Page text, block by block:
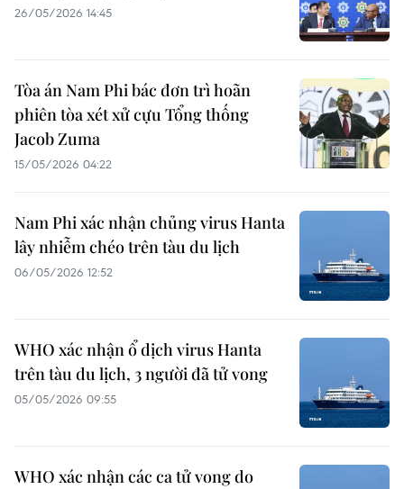
26/05/2026 14:45
Tòa án Nam Phi bác đơn trì hoãn
phiên tòa xét xử cựu Tổng thống
Jacob Zuma
15/05/2026 04:22
Nam Phi xác nhận chủng virus Hanta
lây nhiễm chéo trên tàu du lịch
06/05/2026 12:52
WHO xác nhận ổ dịch virus Hanta
trên tàu du lịch, 3 người đã tử vong
05/05/2026 09:55
WHO xác nhận các ca tử vong do